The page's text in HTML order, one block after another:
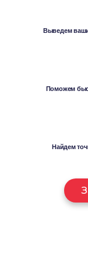
Выведем
Поможем
Найдем